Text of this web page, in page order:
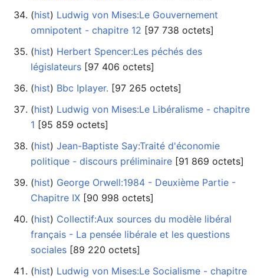
(hist) ‎ Ludwig von Mises:Le Gouvernement
omnipotent - chapitre 12 ‎[97 738 octets]
(hist) ‎ Herbert Spencer:Les péchés des
législateurs ‎[97 406 octets]
(hist) ‎ Bbc Iplayer. ‎[97 265 octets]
(hist) ‎ Ludwig von Mises:Le Libéralisme - chapitre
1 ‎[95 859 octets]
(hist) ‎ Jean-Baptiste Say:Traité d'économie
politique - discours préliminaire ‎[91 869 octets]
(hist) ‎ George Orwell:1984 - Deuxième Partie -
Chapitre IX ‎[90 998 octets]
(hist) ‎ Collectif:Aux sources du modèle libéral
français - La pensée libérale et les questions
sociales ‎[89 220 octets]
(hist) ‎ Ludwig von Mises:Le Socialisme - chapitre